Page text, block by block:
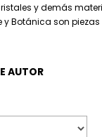
y demás
y Botánica son
AUTOR